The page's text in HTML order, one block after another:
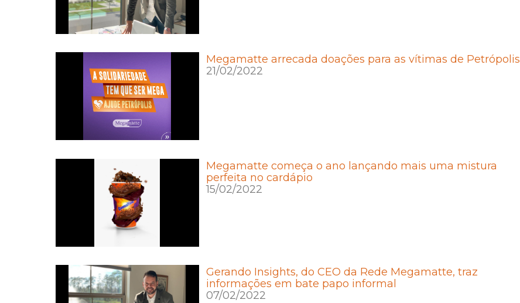
Megamatte arrecada doações para as vítimas de Petrópolis
21/02/2022
Megamatte começa o ano lançando mais uma mistura
perfeita no cardápio
15/02/2022
Gerando Insights, do CEO da Rede Megamatte, traz
informações em bate papo informal
07/02/2022